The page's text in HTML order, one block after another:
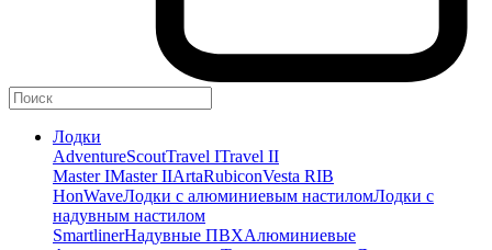
Лодки
AdventureScoutTravel ITravel II
Master IMaster IIArtaRubiconVesta RIB
HonWaveЛодки с алюминиевым настиломЛодки с
надувным настилом
SmartlinerНадувные ПВХАлюминиевые